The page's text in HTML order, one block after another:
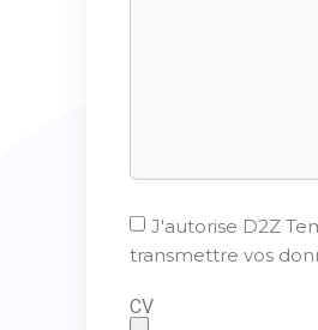
J'autorise D2Z
transmettre vos
CV